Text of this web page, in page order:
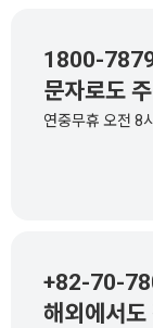
1800-
문자로도
연중무휴 오전 8
+82-70-
해외에서